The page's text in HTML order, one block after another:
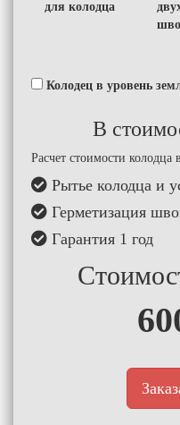
для колодца
Колодец в уровень
В
Расчет стоимости
Рытье колодца и
Герметизация
Гарантия 1 год